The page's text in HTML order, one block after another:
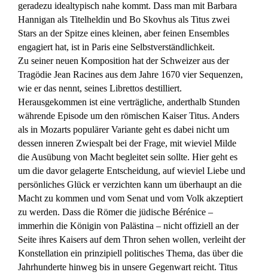
geradezu idealtypisch nahe kommt. Dass man mit Barbara
Hannigan als Titelheldin und Bo Skovhus als Titus zwei
Stars an der Spitze eines kleinen, aber feinen Ensembles
engagiert hat, ist in Paris eine Selbstverständlichkeit.
Zu seiner neuen Komposition hat der Schweizer aus der
Tragödie Jean Racines aus dem Jahre 1670 vier Sequenzen,
wie er das nennt, seines Librettos destilliert.
Herausgekommen ist eine verträgliche, anderthalb Stunden
währende Episode um den römischen Kaiser Titus. Anders
als in Mozarts populärer Variante geht es dabei nicht um
dessen inneren Zwiespalt bei der Frage, mit wieviel Milde
die Ausübung von Macht begleitet sein sollte. Hier geht es
um die davor gelagerte Entscheidung, auf wieviel Liebe und
persönliches Glück er verzichten kann um überhaupt an die
Macht zu kommen und vom Senat und vom Volk akzeptiert
zu werden. Dass die Römer die jüdische Bérénice –
immerhin die Königin von Palästina – nicht offiziell an der
Seite ihres Kaisers auf dem Thron sehen wollen, verleiht der
Konstellation ein prinzipiell politisches Thema, das über die
Jahrhunderte hinweg bis in unsere Gegenwart reicht. Titus